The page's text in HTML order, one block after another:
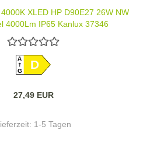
XLED HP D90E27 26W NW
4000Lm IP65 Kanlux 37346
A
GD
27,49 EUR
1-5 Tagen